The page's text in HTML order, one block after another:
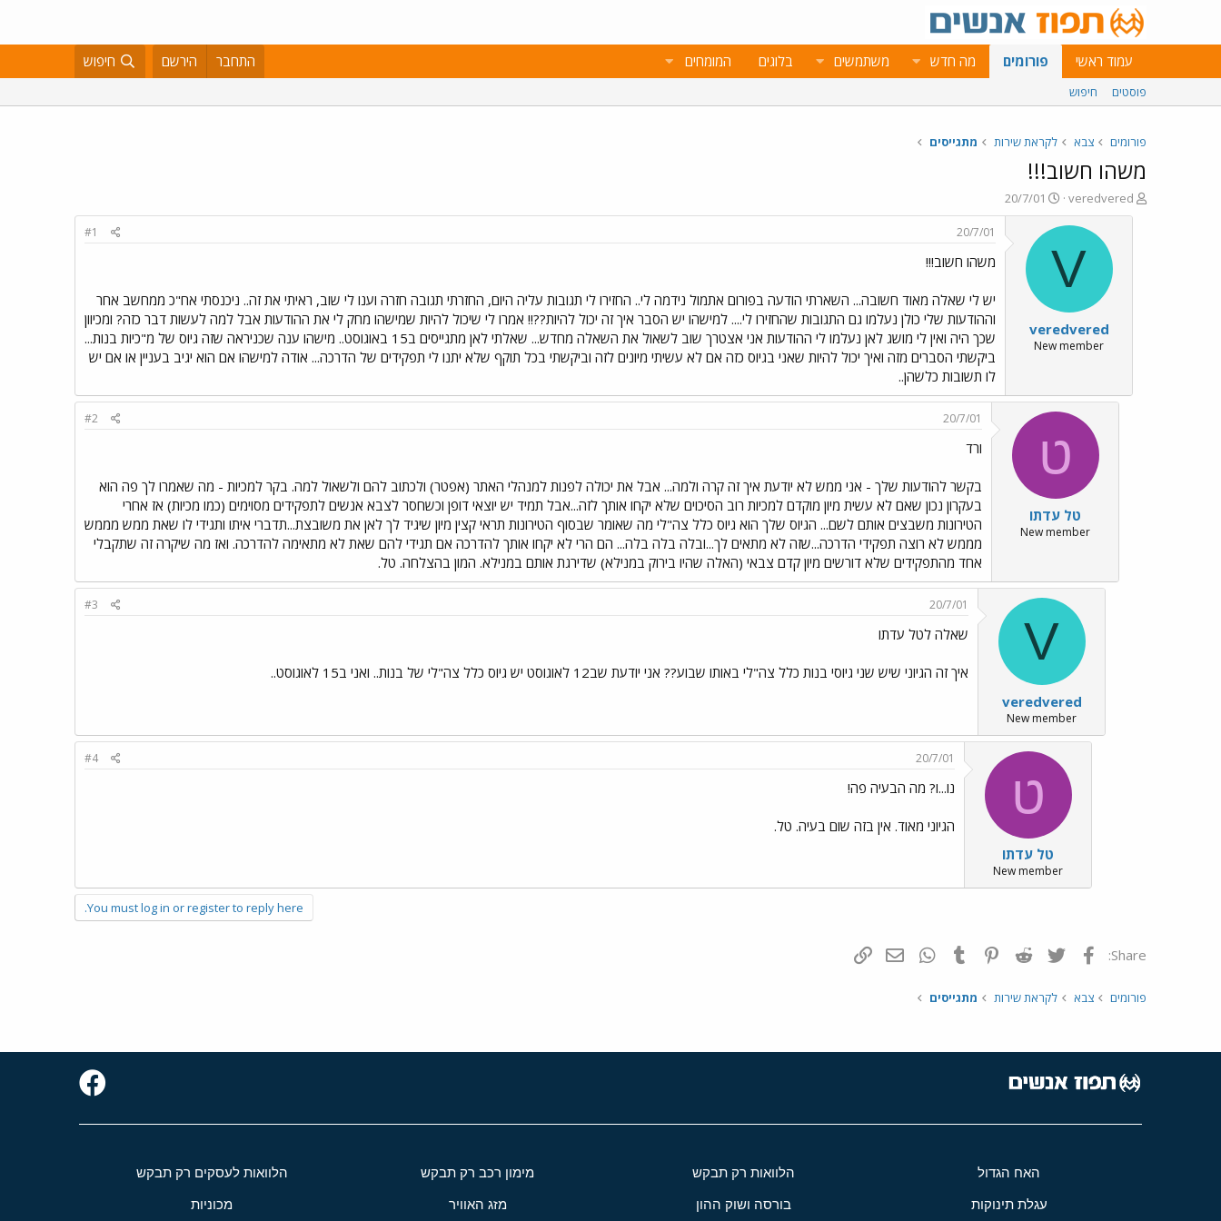
עמוד ראשי פורומים מה חדש משתמשים בלוגים המומחים התחבר הירשם חיפוש
פוסטים חיפוש
פורומים צבא לקראת שירות מתגייסים
משהו חשוב!!!
פ
ו
veredvered
פ
ו
ר
א
ר
י
20/7/01
V
veredvered
New member
20/7/01
#1
משהו חשוב!!!
יש לי שאלה מאוד חשובה... השארתי הודעה בפורום אתמול נידמה לי.. החזירו לי תגובות עליה היום, החזרתי תגובה חזרה וענו לי שוב, ראיתי את זה.. ניכנסתי אח"כ ממחשב אחר
וההודעות שלי כולן נעלמו גם התגובות שהחזירו לי.... למישהו יש הסבר איך זה יכול להיות??!! אמרו לי שיכול להיות שמישהו מחק לי את ההודעות אבל למה לעשות דבר כזה? ומכיוון
שכך היה ואין לי מושג לאן נעלמו לי ההודעות אני אצטרך שוב לשאול את השאלה מחדש... שאלתי לאן מתגייסים ב15 באוגוסט.. מישהו ענה שכניראה שזה גיוס של מ"כיות בנות...
ביקשתי הסברים מזה ואיך יכול להיות שאני בגיוס כזה אם לא עשיתי מיונים לזה וביקשתי בכל תוקף שלא יתנו לי תפקידים של הדרכה... אודה למישהו אם הוא יגיב בעניין או אם יש
לו תשובות כלשהן..
ט
טל עדתו
New member
20/7/01
#2
ורד
בקשר להודעות שלך - אני ממש לא יודעת איך זה קרה ולמה... אבל את יכולה לפנות למנהלי האתר (אפטר) ולכתוב להם ולשאול למה. בקר למכיות - מה שאמרו לך פה הוא
בעקרון נכון שאם לא עשית מיון מוקדם למכיות רוב הסיכוים שלא יקחו אותך לזה...אבל תמיד יש יוצאי דופן וכשחסר לצבא אנשים לתפקידים מסוימים (כמו מכיות) אז אחרי
הטירונות משבצים אותם לשם... הגיוס שלך הוא גיוס כלל צה"לי מה שאומר שבסוף הטירונות תראי קצין מיון שיגיד לך לאן את משובצת...תדברי איתו ותגידי לו שאת ממש מממש
מממש לא רוצה תפקידי הדרכה...שזה לא מתאים לך...ובלה בלה בלה... הם הרי לא יקחו אותך להדרכה אם תגידי להם שאת לא מתאימה להדרכה. ואז מה שיקרה זה שתקבלי
אחד מהתפקידים שלא דורשים מיון קדם צבאי (האלה שהיו בירוק במנילא) שדירגת אותם במנילא. המון בהצלחה. טל.
V
veredvered
New member
20/7/01
#3
שאלה לטל עדתו
איך זה הגיוני שיש שני גיוסי בנות כלל צה"לי באותו שבוע?? אני יודעת שב12 לאוגוסט יש גיוס כלל צה"לי של בנות.. ואני ב15 לאוגוסט..
ט
טל עדתו
New member
20/7/01
#4
נו...ו? מה הבעיה פה!
הגיוני מאוד. אין בזה שום בעיה. טל.
You must log in or register to reply here.
Share: פייסבוק Twitter
Reddit
Pinterest
Tumblr
WhatsAppדואר אלקטרוני
פורומים צבא לקראת שירות מתגייסים
האח הגדול הלוואות רק תבקש מימון רכב רק תבקש הלוואות לעסקים רק תבקש
עגלת תינוקות בורסה ושוק ההון מזג האוויר מכוניות